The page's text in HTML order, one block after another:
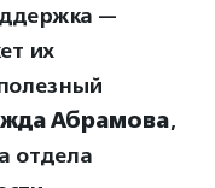
—
их
Абрамова,
отдела